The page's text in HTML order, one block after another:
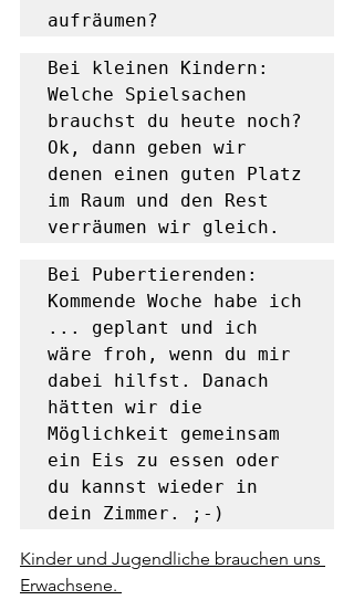
aufräumen?
Bei kleinen Kindern:
Welche Spielsachen
brauchst du heute noch?
Ok, dann geben wir
denen einen guten Platz
im Raum und den Rest
verräumen wir gleich.
Bei Pubertierenden:
Kommende Woche habe ich
... geplant und ich
wäre froh, wenn du mir
dabei hilfst. Danach
hätten wir die
Möglichkeit gemeinsam
ein Eis zu essen oder
du kannst wieder in
dein Zimmer. ;-)
Kinder und Jugendliche brauchen uns
Erwachsene.